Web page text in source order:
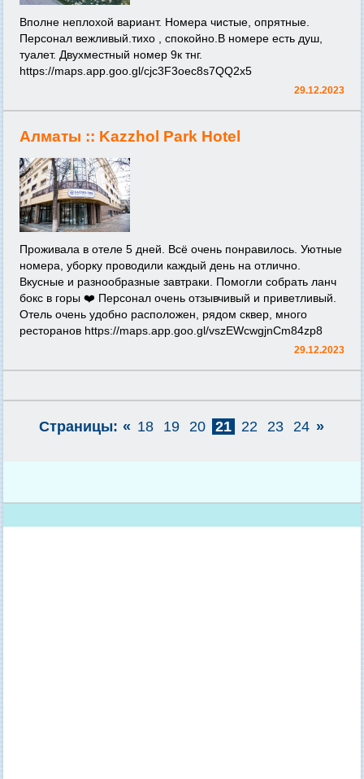
Вполне неплохой вариант. Номера чистые, опрятные.
Персонал вежливый.тихо , спокойно.В номере есть душ,
туалет. Двухместный номер 9к тнг.
https://maps.app.goo.gl/cjc3F3oec8s7QQ2x5
29.12.2023
Алматы :: Kazzhol Park Hotel
Проживала в отеле 5 дней. Всё очень понравилось. Уютные
номера, уборку проводили каждый день на отлично.
Вкусные и разнообразные завтраки. Помогли собрать ланч
бокс в горы ❤️ Персонал очень отзывчивый и приветливый.
Отель очень удобно расположен, рядом сквер, много
ресторанов https://maps.app.goo.gl/vszEWcwgjnCm84zp8
29.12.2023
Страницы: « 18 19 20 21 22 23 24 »